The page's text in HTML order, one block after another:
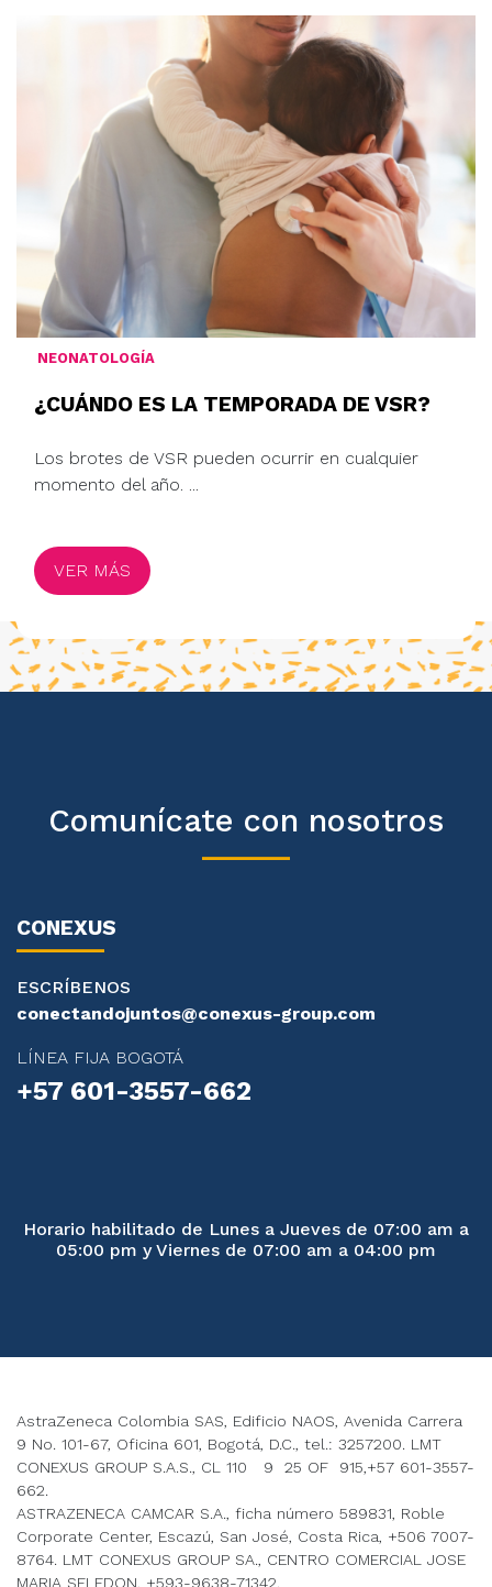
NEONATOLOGÍA
¿CUÁNDO ES LA TEMPORADA DE VSR?
Los brotes de VSR pueden ocurrir en cualquier
momento del año. ...
VER MÁS
Comunícate con nosotros
CONEXUS
ESCRÍBENOS
conectandojuntos@conexus-group.com
LÍNEA FIJA BOGOTÁ
+57 601-3557-662
Horario habilitado de Lunes a Jueves de 07:00 am a
05:00 pm y Viernes de 07:00 am a 04:00 pm
AstraZeneca Colombia SAS, Edificio NAOS, Avenida Carrera
9 No. 101-67, Oficina 601, Bogotá, D.C., tel.: 3257200. LMT
CONEXUS GROUP S.A.S., CL 110 9 25 OF 915,+57 601-3557-
662.
ASTRAZENECA CAMCAR S.A., ficha número 589831, Roble
Corporate Center, Escazú, San José, Costa Rica, +506 7007-
8764. LMT CONEXUS GROUP SA., CENTRO COMERCIAL JOSE
MARIA SELEDON, +593-9638-71342.